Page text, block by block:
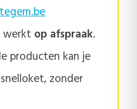
werkt op afspraak.
producten kan je
zonder